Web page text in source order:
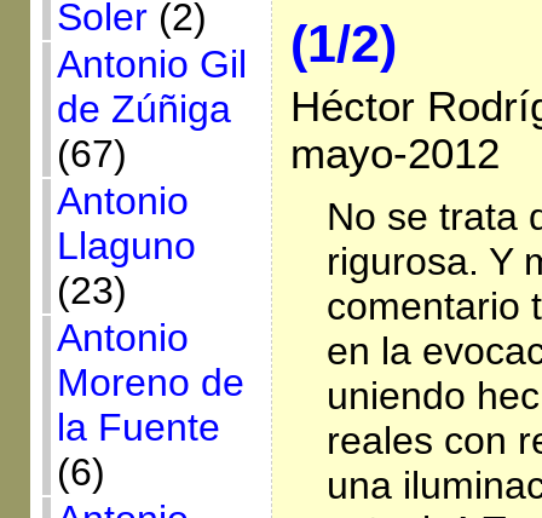
Soler(2)
Antonio Gil
de Zúñiga
(67)
Antonio
Llaguno
(23)
Antonio
Moreno de
la Fuente
(6)
(1/2)
Héctor
mayo-2012
No se trata
rigurosa. Y
comentario
en la
uniendo
reales con
una